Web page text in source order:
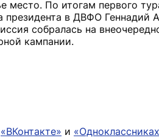
место. По итогам первого
президента в ДВФО Геннадий
собралась на
кампании.
«ВКонтакте» и